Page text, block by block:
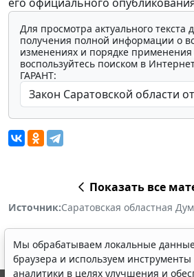
Для просмотра актуального текста
получения полной информации о
изменениях и порядке применения
воспользуйтесь поиском в
ГАРАНТ:
Показать все
Источник:Саратовская областная
Мы обрабатываем локальные
браузера и используем инструменты
аналитики в целях улучшения и